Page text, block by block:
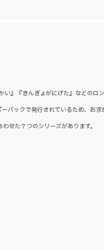
』『きんぎょがにげた』などのロ
バックで発行されているため、お求
せた７つのシリーズがあります。